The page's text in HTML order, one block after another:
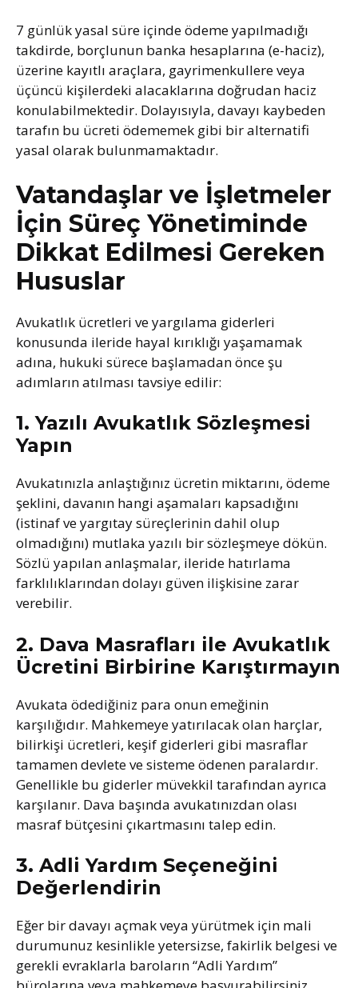
7 günlük yasal süre içinde ödeme yapılmadığı
takdirde, borçlunun banka hesaplarına (e-haciz),
üzerine kayıtlı araçlara, gayrimenkullere veya
üçüncü kişilerdeki alacaklarına doğrudan haciz
konulabilmektedir. Dolayısıyla, davayı kaybeden
tarafın bu ücreti ödememek gibi bir alternatifi
yasal olarak bulunmamaktadır.
Vatandaşlar ve İşletmeler
İçin Süreç Yönetiminde
Dikkat Edilmesi Gereken
Hususlar
Avukatlık ücretleri ve yargılama giderleri
konusunda ileride hayal kırıklığı yaşamamak
adına, hukuki sürece başlamadan önce şu
adımların atılması tavsiye edilir:
1. Yazılı Avukatlık Sözleşmesi
Yapın
Avukatınızla anlaştığınız ücretin miktarını, ödeme
şeklini, davanın hangi aşamaları kapsadığını
(istinaf ve yargıtay süreçlerinin dahil olup
olmadığını) mutlaka yazılı bir sözleşmeye dökün.
Sözlü yapılan anlaşmalar, ileride hatırlama
farklılıklarından dolayı güven ilişkisine zarar
verebilir.
2. Dava Masrafları ile Avukatlık
Ücretini Birbirine Karıştırmayın
Avukata ödediğiniz para onun emeğinin
karşılığıdır. Mahkemeye yatırılacak olan harçlar,
bilirkişi ücretleri, keşif giderleri gibi masraflar
tamamen devlete ve sisteme ödenen paralardır.
Genellikle bu giderler müvekkil tarafından ayrıca
karşılanır. Dava başında avukatınızdan olası
masraf bütçesini çıkartmasını talep edin.
3. Adli Yardım Seçeneğini
Değerlendirin
Eğer bir davayı açmak veya yürütmek için mali
durumunuz kesinlikle yetersizse, fakirlik belgesi ve
gerekli evraklarla baroların “Adli Yardım”